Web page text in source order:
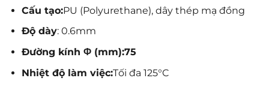
Cấu tạo:PU (Polyurethane), dây thép mạ đồng
Độ dày: 0.6mm
Đường kính Φ (mm):75
Nhiệt độ làm việc:Tối đa 125°C